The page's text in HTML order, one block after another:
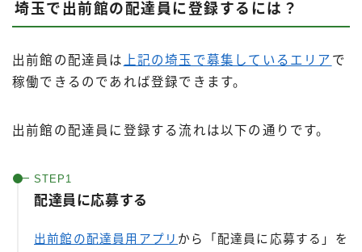
埼玉で出前館の配達員に登録するには？
出前館の配達員は 上記の埼玉で募集しているエリア で
稼働できるのであれば登録できます。
出前館の配達員に登録する流れは以下の通りです。
配達員に応募する
出前館の配達員用アプリ から「配達員に応募する」を